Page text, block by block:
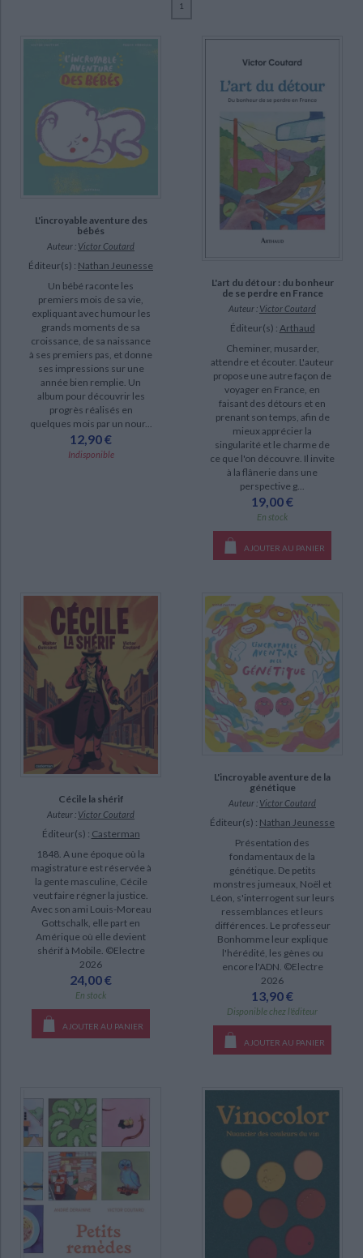
CHARGEMENT...
Littérature de voyage Audio - Livres lus
Littérature en version originale
Histoire de France Biographies historiques
Histoire - Généralités Histoire des pays
Géographie
Culture scientifique
Abbasian, Pooya (4)
Genet, Rebecca (2)
Aubertin, Jean (1)
Colette, Gala (1)
livre (23)
poche (1)
SÉRIE
DISPONIBILITÉ
disponible (13)
epuise (10)
a-paraitre (1)
1
L'incroyable aventure des
bébés
Auteur : Victor Coutard
Éditeur(s) : Nathan Jeunesse
Un bébé raconte les
premiers mois de sa vie,
expliquant avec humour les
grands moments de sa
croissance, de sa naissance
à ses premiers pas, et donne
ses impressions sur une
année bien remplie. Un
album pour découvrir les
progrès réalisés en
quelques mois par un nour...
12,90 €
Indisponible
L'art du détour : du bonheur
de se perdre en France
Auteur : Victor Coutard
Éditeur(s) : Arthaud
Cheminer, musarder,
attendre et écouter. L'auteur
propose une autre façon de
voyager en France, en
faisant des détours et en
prenant son temps, afin de
mieux apprécier la
singularité et le charme de
ce que l'on découvre. Il invite
à la flânerie dans une
perspective g...
19,00 €
En stock
AJOUTER AU PANIER
Cécile la shérif
Auteur : Victor Coutard
Éditeur(s) : Casterman
1848. A une époque où la
magistrature est réservée à
la gente masculine, Cécile
veut faire régner la justice.
Avec son ami Louis-Moreau
Gottschalk, elle part en
Amérique où elle devient
shérif à Mobile. ©Electre
2026
24,00 €
En stock
AJOUTER AU PANIER
L'incroyable aventure de la
génétique
Auteur : Victor Coutard
Éditeur(s) : Nathan Jeunesse
Présentation des
fondamentaux de la
génétique. De petits
monstres jumeaux, Noël et
Léon, s'interrogent sur leurs
ressemblances et leurs
différences. Le professeur
Bonhomme leur explique
l'hérédité, les gènes ou
encore l'ADN. ©Electre
2026
13,90 €
Disponible chez l'éditeur
AJOUTER AU PANIER